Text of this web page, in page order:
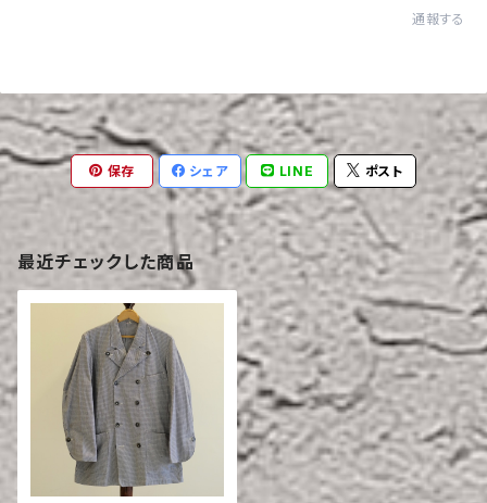
通報する
保存 シェア LINE ポスト
最近チェックした商品